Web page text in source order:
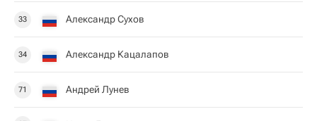
33 Александр Сухов
34 Александр Кацалапов
71 Андрей Лунев